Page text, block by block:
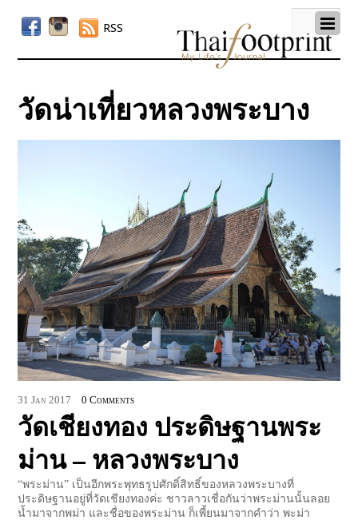
RSS
วัดน่าเที่ยวหลวงพระบาง
31 Jan 2017 0 Comments
วัดเชียงทอง ประดิษฐานพระ
ม่าน – หลวงพระบาง
“พระม่าน” เป็นอีกพระพุทธรูปศักดิ์สิทธิ์ของหลวงพระบางที่
ประดิษฐานอยู่ที่วัดเชียงทองค่ะ ชาวลาวเชื่อกันว่าพระม่านนั้นลอย
น้ำมาจากพม่า และชื่อของพระม่าน ก็เพี้ยนมาจากคำว่า พะม่า